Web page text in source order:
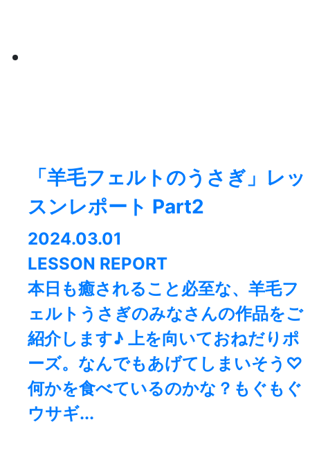
「羊毛フェルトのうさぎ」レッ
スンレポート Part2
2024.03.01
LESSON REPORT
本日も癒されること必至な、羊毛フ
ェルトうさぎのみなさんの作品をご
紹介します♪ 上を向いておねだりポ
ーズ。なんでもあげてしまいそう♡
何かを食べているのかな？もぐもぐ
ウサギ...